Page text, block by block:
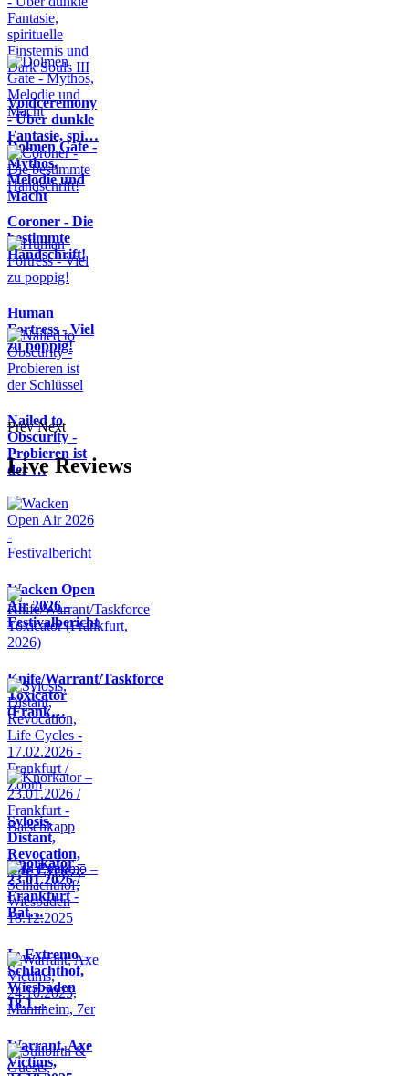
Voidceremony
- Über dunkle
Fantasie, spi…
Dolmen Gate -
Mythos,
Melodie und
Macht
Coroner - Die
bestimmte
Handschrift!
Human
Fortress - Viel
zu poppig!
Nailed to
Obscurity -
Probieren ist
der …
Prev Next
Live Reviews
Wacken Open
Air 2026 -
Festivalbericht
Knife/Warrant/Taskforce
Toxicator
(Frank…
Sylosis,
Distant,
Revocation,
Life Cycle…
Knorkator –
23.01.2026 /
Frankfurt -
Bat…
In Extremo –
Schlachthof,
Wiesbaden
18.1…
Warrant, Axe
Victims,